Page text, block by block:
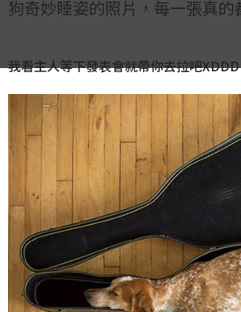
狗奇妙睡姿的照片，每一張真的
我看主人等下發表會就帶你去拉吧XDDD